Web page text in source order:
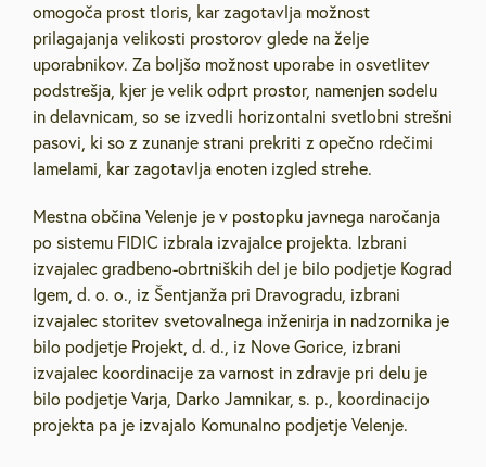
omogoča prost tloris, kar zagotavlja možnost
prilagajanja velikosti prostorov glede na želje
uporabnikov. Za boljšo možnost uporabe in osvetlitev
podstrešja, kjer je velik odprt prostor, namenjen sodelu
in delavnicam, so se izvedli horizontalni svetlobni strešni
pasovi, ki so z zunanje strani prekriti z opečno rdečimi
lamelami, kar zagotavlja enoten izgled strehe.
Mestna občina Velenje je v postopku javnega naročanja
po sistemu FIDIC izbrala izvajalce projekta. Izbrani
izvajalec gradbeno-obrtniških del je bilo podjetje Kograd
Igem, d. o. o., iz Šentjanža pri Dravogradu, izbrani
izvajalec storitev svetovalnega inženirja in nadzornika je
bilo podjetje Projekt, d. d., iz Nove Gorice, izbrani
izvajalec koordinacije za varnost in zdravje pri delu je
bilo podjetje Varja, Darko Jamnikar, s. p., koordinacijo
projekta pa je izvajalo Komunalno podjetje Velenje.